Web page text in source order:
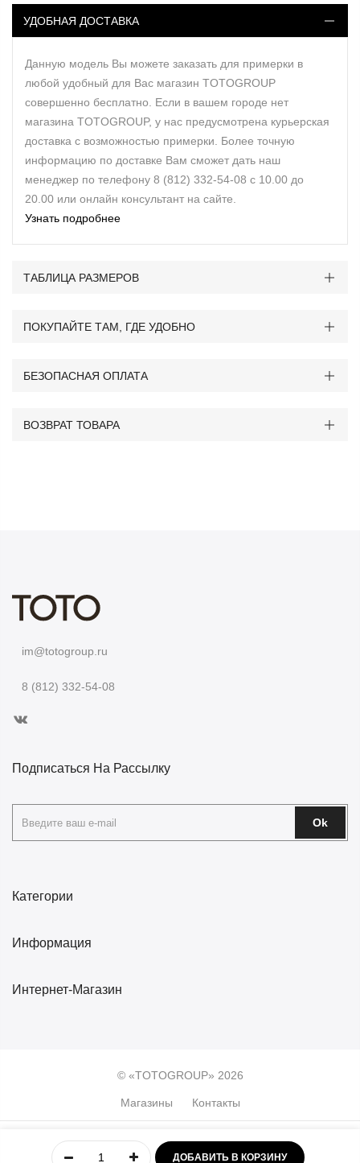
УДОБНАЯ ДОСТАВКА
Данную модель Вы можете заказать для примерки в
любой удобный для Вас магазин TOTOGROUP
совершенно бесплатно. Если в вашем городе нет
магазина TOTOGROUP, у нас предусмотрена курьерская
доставка с возможностью примерки. Более точную
информацию по доставке Вам сможет дать наш
менеджер по телефону 8 (812) 332-54-08 с 10.00 до
20.00 или онлайн консультант на сайте.
Узнать подробнее
ТАБЛИЦА РАЗМЕРОВ
ПОКУПАЙТЕ ТАМ, ГДЕ УДОБНО
БЕЗОПАСНАЯ ОПЛАТА
ВОЗВРАТ ТОВАРА
im@totogroup.ru
8 (812) 332-54-08
Категории
Информация
Интернет-Магазин
Подписаться На Рассылку
Ok
© «TOTOGROUP» 2026
Магазины Контакты
Учётная Меню Избранное
ДОБАВИТЬ В КОРЗИНУ